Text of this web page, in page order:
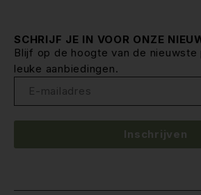
SCHRIJF JE IN VOOR ONZE
Blijf op de hoogte van de nieuwste
leuke aanbiedingen.
Inschrijven